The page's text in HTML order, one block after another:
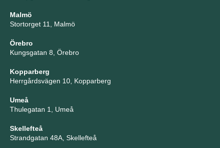
Malmö
Stortorget 11, Malmö
Örebro
Kungsgatan 8, Örebro
Kopparberg
Herrgårdsvägen 10, Kopparberg
Umeå
Thulegatan 1, Umeå
Skellefteå
Strandgatan 48A, Skellefteå